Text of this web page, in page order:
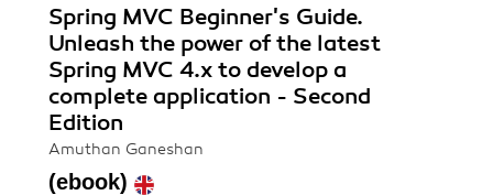
Spring MVC Beginner's Guide.
Unleash the power of the latest
Spring MVC 4.x to develop a
complete application - Second
Edition
Amuthan Ganeshan
(ebook)